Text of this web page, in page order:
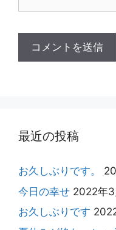
最近の投稿
お久しぶりです。
今日の幸せ 2022年3
お久しぶりです